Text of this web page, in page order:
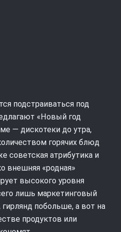
подстраиваться под
«Новый год
— дискотеки до утра,
горячих блюд
советская атрибутика и
внешняя «родная»
высокого уровня
лишь маркетинговый
побольше, а вот на
продуктов или